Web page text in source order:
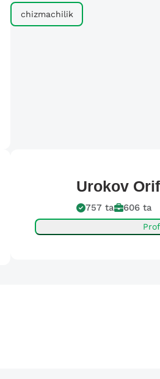
chizmachilik
Urokov Orif
757 ta 606 ta